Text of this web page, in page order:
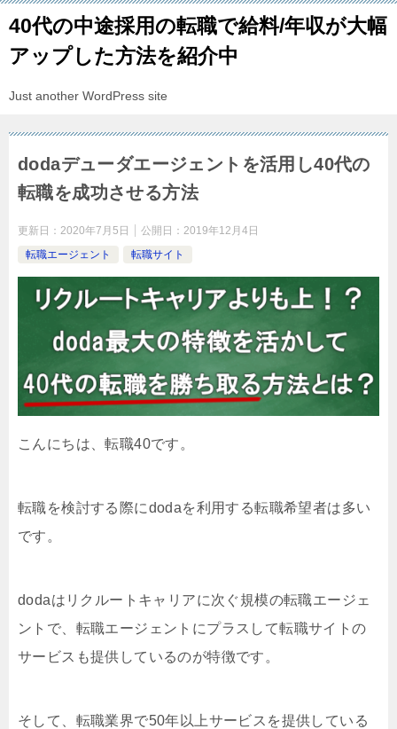
40代の中途採用の転職で給料/年収が大幅
アップした方法を紹介中
Just another WordPress site
dodaデューダエージェントを活用し40代の
転職を成功させる方法
更新日： 2020年7月5日 公開日： 2019年12月4日
転職エージェント
転職サイト
こんにちは、転職40です。
転職を検討する際にdodaを利用する転職希望者は多い
です。
dodaはリクルートキャリアに次ぐ規模の転職エージェ
ントで、転職エージェントにプラスして転職サイトの
サービスも提供しているのが特徴です。
そして、転職業界で50年以上サービスを提供している